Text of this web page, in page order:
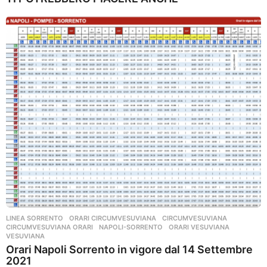
LINEA SORRENTO ,ORARI CIRCUMVESUVIANA CIRCUMVESUVIANA
CIRCUMVESUVIANA ORARI
,NAPOLI-SORRENTO ,ORARI VESUVIANA
VESUVIANA
Orari Napoli Sorrento in vigore dal 14 Settembre
2021